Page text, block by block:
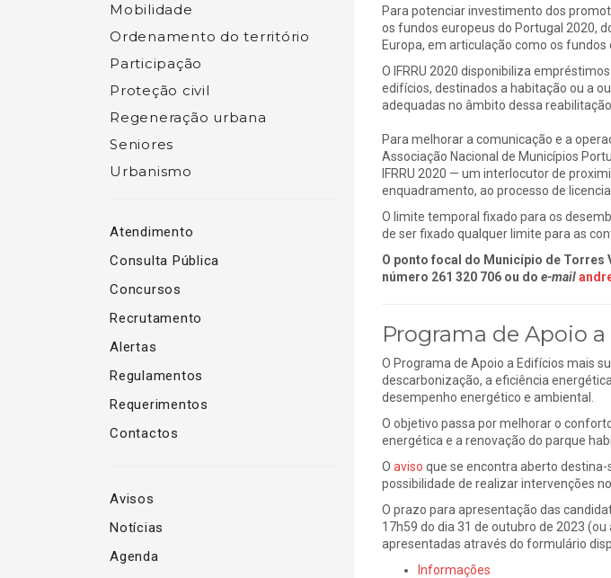
Mobilidade
Ordenamento do território
Participação
Proteção civil
Regeneração urbana
Seniores
Urbanismo
Atendimento
Consulta Pública
Concursos
Recrutamento
Alertas
Regulamentos
Requerimentos
Contactos
Avisos
Notícias
Agenda
Para potenciar investimento dos
os fundos europeus do Portugal 2020,
Europa, em articulação como os fundos
O IFRRU 2020 disponibiliza
edifícios, destinados a habitação ou a
adequadas no âmbito dessa reabilitação.
Para melhorar a comunicação e a
Associação Nacional de Municípios
IFRRU 2020 — um interlocutor de
enquadramento, ao processo de
O limite temporal fixado para os
de ser fixado qualquer limite para as
O ponto focal do Município de
número 261 320 706 ou do e-mail
Programa de Apoio
O Programa de Apoio a Edifícios mais
descarbonização, a eficiência
desempenho energético e ambiental.
O objetivo passa por melhorar o
energética e a renovação do parque
O aviso que se encontra aberto
possibilidade de realizar intervenções
O prazo para apresentação das
17h59 do dia 31 de outubro de 2023
apresentadas através do formulário
Informações